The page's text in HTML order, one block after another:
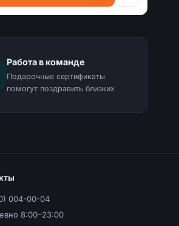
Работа в команде
Подарочные сертификаты
помогут поздравить близких
004-00-04
8:00–23:00